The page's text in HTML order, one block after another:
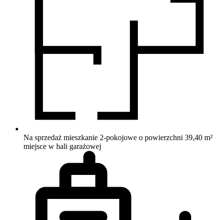
Na sprzedaż mieszkanie 2-pokojowe o powierzchni 39,40 m²
miejsce w hali garażowej